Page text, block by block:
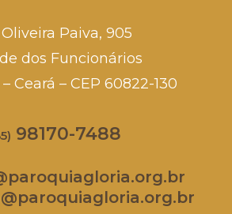
Oliveira Paiva, 905
dos Funcionários
Ceará – CEP 60822-130
98170-7488